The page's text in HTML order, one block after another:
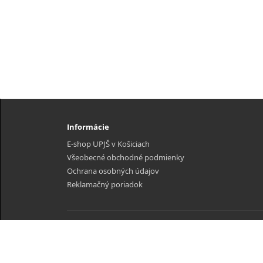
Informácie
E-shop UPJŠ v Košiciach
Všeobecné obchodné podmienky
Ochrana osobných údajov
Reklamačný poriadok